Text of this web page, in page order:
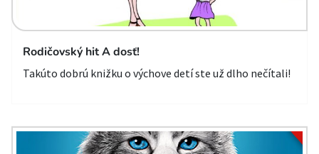
Rodičovský hit A dosť!
Takúto dobrú knižku o výchove detí ste už dlho nečítali!